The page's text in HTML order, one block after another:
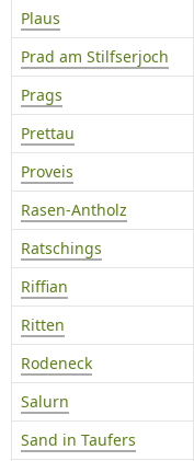
Plaus
Prad am Stilfserjoch
Prags
Prettau
Proveis
Rasen-Antholz
Ratschings
Riffian
Ritten
Rodeneck
Salurn
Sand in Taufers